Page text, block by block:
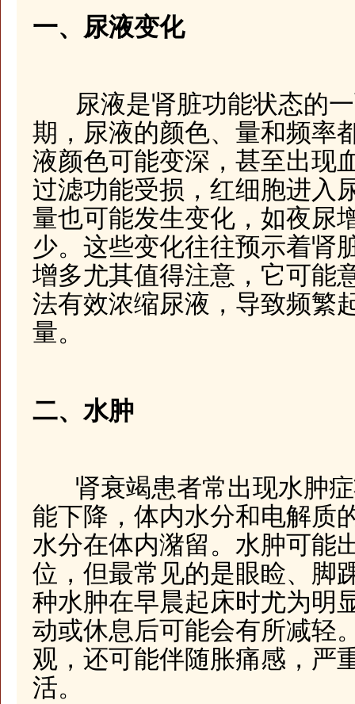
一、尿液变化
尿液是肾脏功能状态的
期，尿液的颜色、量和频率
液颜色可能变深，甚至出现
过滤功能受损，红细胞进入
量也可能发生变化，如夜尿
少。这些变化往往预示着肾
增多尤其值得注意，它可能
法有效浓缩尿液，导致频繁
量。
二、水肿
肾衰竭患者常出现水肿
能下降，体内水分和电解质
水分在体内潴留。水肿可能
位，但最常见的是眼睑、脚
种水肿在早晨起床时尤为明
动或休息后可能会有所减轻
观，还可能伴随胀痛感，严
活。